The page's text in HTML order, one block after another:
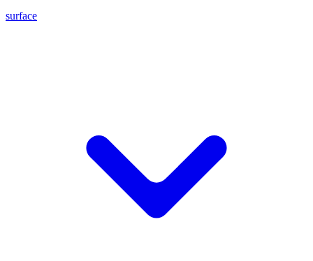
surface